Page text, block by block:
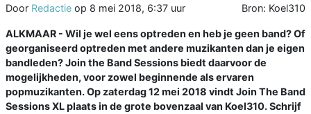
Door Redactie op 8 mei 2018, 6:37 uur Bron: Koel310
ALKMAAR - Wil je wel eens optreden en heb je geen band? Of
georganiseerd optreden met andere muzikanten dan je eigen
bandleden? Join the Band Sessions biedt daarvoor de
mogelijkheden, voor zowel beginnende als ervaren
popmuzikanten. Op zaterdag 12 mei 2018 vindt Join The Band
Sessions XL plaats in de grote bovenzaal van Koel310. Schrijf